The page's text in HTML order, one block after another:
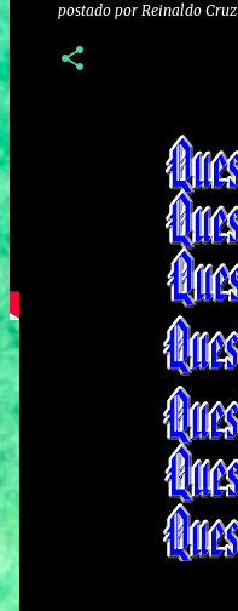
postado por Reinaldo Cruz